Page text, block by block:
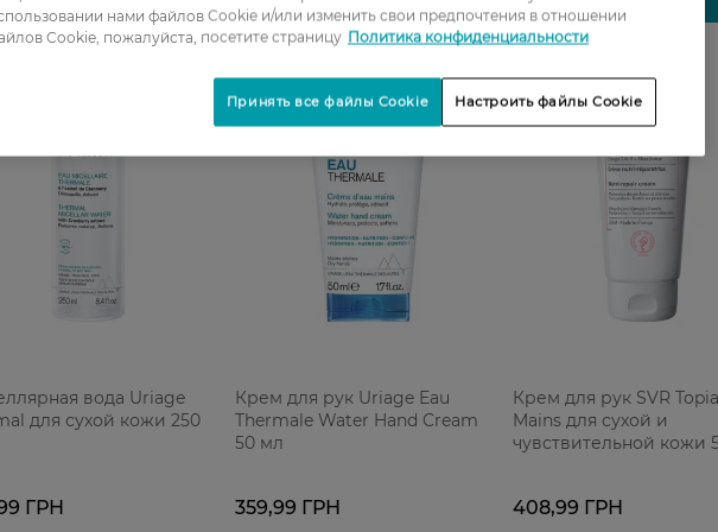
вода Uriage
для сухой кожи 250
ГРН
Крем для рук Uriage Eau
Thermale Water Hand Cream
50 мл
359,99 ГРН
Крем для рук SVR
Mains для сухой и
чувствительной кожи
408,99 ГРН
нами файлов Cookie и/или изменить свои предпочтения в отношении
Cookie, пожалуйста, посетите страницу Политика конфиденциальности
Настроить файлы Cookie
Принять все файлы Cookie